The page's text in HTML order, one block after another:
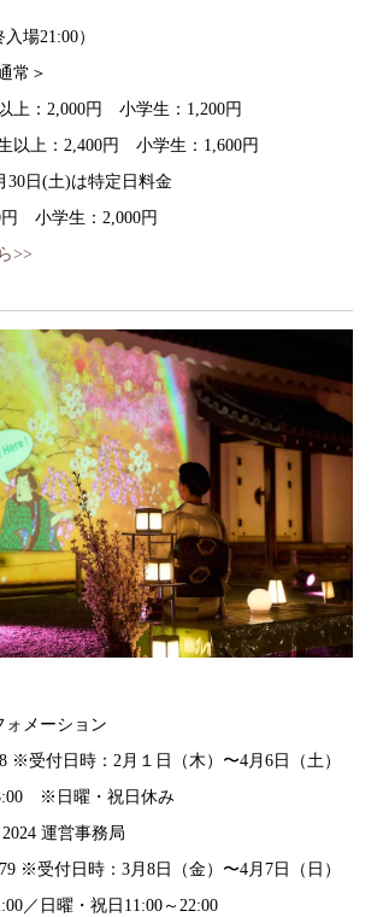
場21:00）
常＞
上：2,000円 小学生：1,200円
以上：2,400円 小学生：1,600円
30日(土)は特定日料金
円 小学生：2,000円
>>
ォメーション
※受付日時：2月１日（木）〜4月6日（土）
※日曜・祝日休み
運営事務局
※受付日時：3月8日（金）〜4月7日（日）
／日曜・祝日11:00～22:00